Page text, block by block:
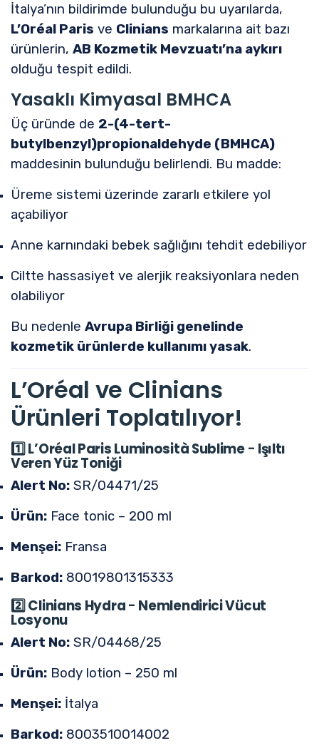
İtalya’nın bildirimde bulunduğu bu uyarılarda,
L’Oréal Paris ve Clinians markalarına ait bazı
ürünlerin, AB Kozmetik Mevzuatı’na aykırı
olduğu tespit edildi.
Yasaklı Kimyasal BMHCA
Üç üründe de 2-(4-tert-
butylbenzyl)propionaldehyde (BMHCA)
maddesinin bulunduğu belirlendi. Bu madde:
Üreme sistemi üzerinde zararlı etkilere yol
açabiliyor
Anne karnındaki bebek sağlığını tehdit edebiliyor
Ciltte hassasiyet ve alerjik reaksiyonlara neden
olabiliyor
Bu nedenle Avrupa Birliği genelinde
kozmetik ürünlerde kullanımı yasak.
L’Oréal ve Clinians
Ürünleri Toplatılıyor!
1️⃣L’Oréal Paris Luminosità Sublime- Işıltı
Veren Yüz Toniği
Alert No: SR/04471/25
Ürün: Face tonic – 200 ml
Menşei: Fransa
Barkod: 80019801315333
2️⃣Clinians Hydra- Nemlendirici Vücut
Losyonu
Alert No: SR/04468/25
Ürün: Body lotion – 250 ml
Menşei: İtalya
Barkod: 8003510014002